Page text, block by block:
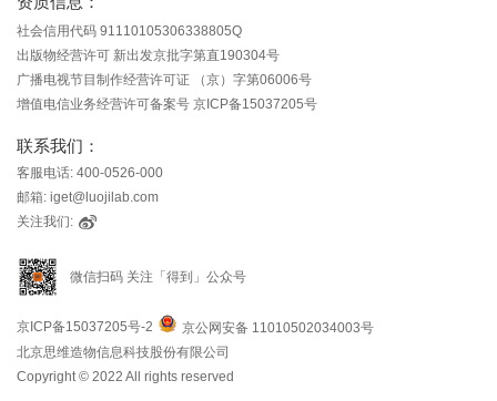
社会信用代码 91110105306338805Q
出版物经营许可 新出发京批字第直190304号
广播电视节目制作经营许可证 （京）字第06006号
增值电信业务经营许可备案号 京ICP备15037205号
联系我们：
客服电话: 400-0526-000
邮箱: iget@luojilab.com
关注我们:
微信扫码 关注「得到」公众号
京ICP备15037205号-2
京公网安备 11010502034003号
北京思维造物信息科技股份有限公司
Copyright © 2022 All rights reserved